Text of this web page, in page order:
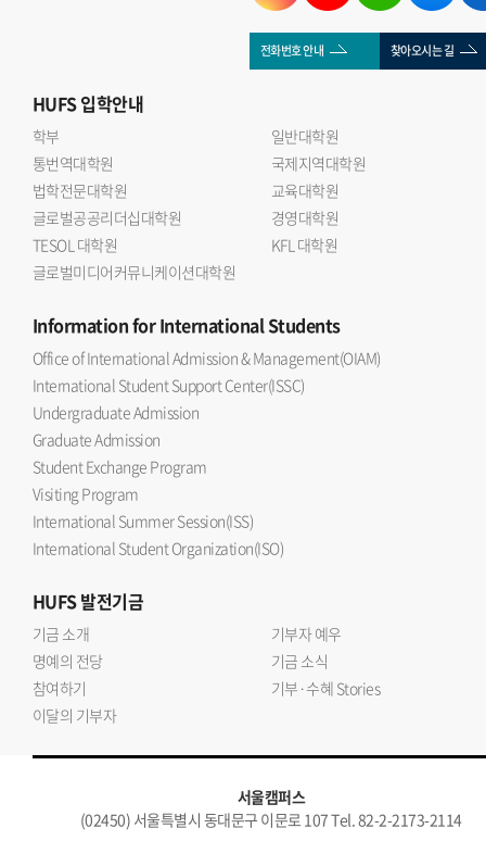
전화번호 안내 찾아오시는 길
HUFS입학안내
학부
일반대학원
통번역대학원
국제지역대학원
법학전문대학원
교육대학원
글로벌공공리더십대학원
경영대학원
TESOL 대학원
KFL 대학원
글로벌미디어커뮤니케이션대학원
Informationfor International Students
Office of International Admission & Management(OIAM)
International Student Support Center(ISSC)
Undergraduate Admission
Graduate Admission
Student Exchange Program
Visiting Program
International Summer Session(ISS)
International Student Organization(ISO)
HUFS발전기금
기금 소개
기부자 예우
명예의 전당
기금 소식
참여하기
기부·수혜 Stories
이달의 기부자
서울캠퍼스
(02450) 서울특별시 동대문구 이문로 107 Tel. 82-2-2173-2114